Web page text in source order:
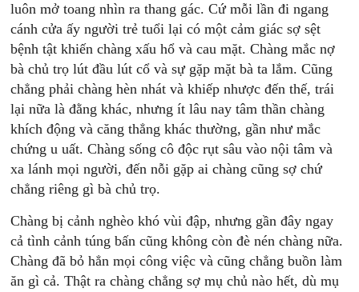
luôn mở toang nhìn ra thang gác. Cứ mỗi lần đi ngang
cánh cửa ấy người trẻ tuổi lại có một cảm giác sợ sệt
bệnh tật khiến chàng xấu hổ và cau mặt. Chàng mắc nợ
bà chủ trọ lút đầu lút cổ và sự gặp mặt bà ta lắm. Cũng
chẳng phải chàng hèn nhát và khiếp nhược đến thế, trái
lại nữa là đằng khác, nhưng ít lâu nay tâm thần chàng
khích động và căng thẳng khác thường, gần như mắc
chứng u uất. Chàng sống cô độc rụt sâu vào nội tâm và
xa lánh mọi người, đến nỗi gặp ai chàng cũng sợ chứ
chẳng riêng gì bà chủ trọ.
Chàng bị cảnh nghèo khó vùi đập, nhưng gần đây ngay
cả tình cảnh túng bấn cũng không còn đè nén chàng nữa.
Chàng đã bỏ hẳn mọi công việc và cũng chẳng buồn làm
ăn gì cả. Thật ra chàng chẳng sợ mụ chủ nào hết, dù mụ